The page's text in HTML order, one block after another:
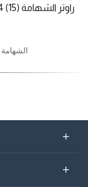
راوتر الشهامة (15) 0564144004
, الشهامة
+
+